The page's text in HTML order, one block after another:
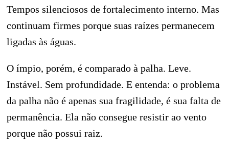
Tempos silenciosos de fortalecimento interno. Mas
continuam firmes porque suas raízes permanecem
ligadas às águas.
O ímpio, porém, é comparado à palha. Leve.
Instável. Sem profundidade. E entenda: o problema
da palha não é apenas sua fragilidade, é sua falta de
permanência. Ela não consegue resistir ao vento
porque não possui raiz.